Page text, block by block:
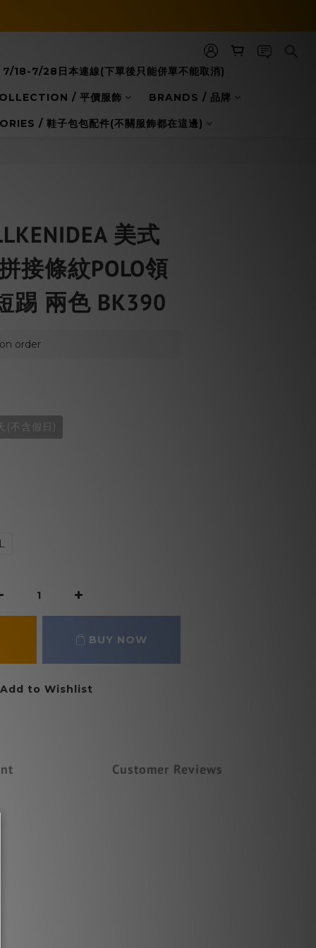
7/18-7/28日本連線(下單後只能併單不能取消)
/ 平價服飾 BRANDS / 品牌
/ 鞋子包包配件(不關服飾都在這邊)
美式
接條紋POLO領
踢 兩色 BK390
order
(不含假日)
BUY NOW
Add to Wishlist
Customer Reviews
BUY NOW